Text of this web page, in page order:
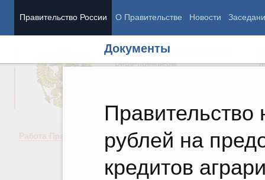
Правительство России О Правительстве Новости
Документы
рублей на
кредитов
Председатель Правительства
Вице-премьеры
Работа Правительства
Демография
Здоровье
Культура